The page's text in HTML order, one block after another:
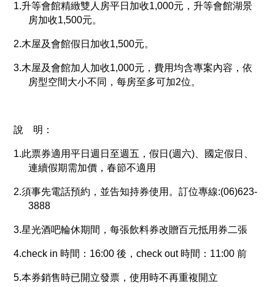
1.升等會館精緻雙人房平日加收1,000元，升等會館湖景
房加收1,500元。
2.木屋及會館假日加收1,500元。
3.木屋及會館加人加收1,000元，費用均含專案內容，依
房型空間大小不同，每房至多可加2位。
說 明：
1.此票券適用平日週日至週五，假日(週六)、國定假日、
連續假期需加價，春節不適用
2.須事先電話預約，並告知持券使用。訂位專線:(06)623-
3888
3.星光酒吧輪休期間，每張飲料券改贈百元抵用券二張
4.check in 時間：16:00 後，check out 時間：11:00 前
5.本券銷售時已開立發票，使用時不再重複開立